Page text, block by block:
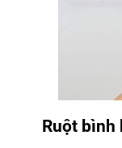
Ruột bình